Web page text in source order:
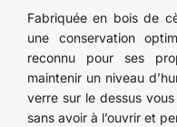
Fabriquée en bois de
une conservation
reconnu pour ses
maintenir un niveau
verre sur le dessus
sans avoir à l’ouvrir et